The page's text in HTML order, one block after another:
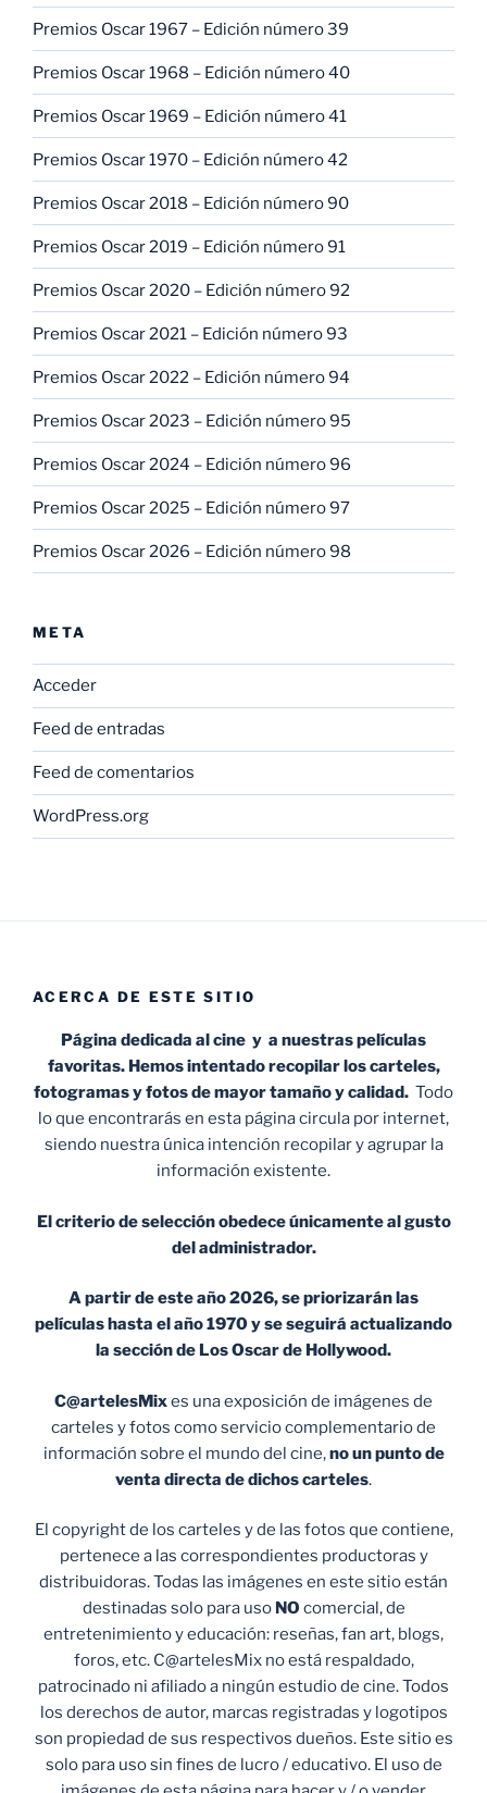
Premios Oscar 1967 – Edición número 39
Premios Oscar 1968 – Edición número 40
Premios Oscar 1969 – Edición número 41
Premios Oscar 1970 – Edición número 42
Premios Oscar 2018 – Edición número 90
Premios Oscar 2019 – Edición número 91
Premios Oscar 2020 – Edición número 92
Premios Oscar 2021 – Edición número 93
Premios Oscar 2022 – Edición número 94
Premios Oscar 2023 – Edición número 95
Premios Oscar 2024 – Edición número 96
Premios Oscar 2025 – Edición número 97
Premios Oscar 2026 – Edición número 98
META
Acceder
Feed de entradas
Feed de comentarios
WordPress.org
ACERCA DE ESTE SITIO
Página dedicada al cine y a nuestras películas
favoritas. Hemos intentado recopilar los carteles,
fotogramas y fotos de mayor tamaño y calidad. Todo
lo que encontrarás en esta página circula por internet,
siendo nuestra única intención recopilar y agrupar la
información existente.
El criterio de selección obedece únicamente al gusto
del administrador.
A partir de este año 2026, se priorizarán las
películas hasta el año 1970 y se seguirá actualizando
la sección de Los Oscar de Hollywood.
C@artelesMixes una exposición de imágenes de
carteles y fotos como servicio complementario de
información sobre el mundo del cine,no un punto de
venta directa de dichos carteles.
El copyright de los carteles y de las fotos que contiene,
pertenece a las correspondientes productoras y
distribuidoras. Todas las imágenes en este sitio están
destinadas solo para uso NO comercial, de
entretenimiento y educación: reseñas, fan art, blogs,
foros, etc. C@artelesMix no está respaldado,
patrocinado ni afiliado a ningún estudio de cine. Todos
los derechos de autor, marcas registradas y logotipos
son propiedad de sus respectivos dueños. Este sitio es
solo para uso sin fines de lucro / educativo. El uso de